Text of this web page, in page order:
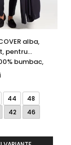
alba,
pentru
bumbac,
model
Eterna
44
48
42
46